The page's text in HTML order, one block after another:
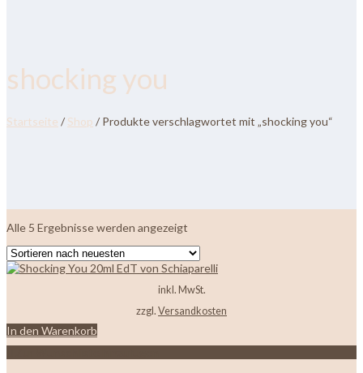
shocking you
Startseite / Shop / Produkte verschlagwortet mit „shocking you“
Alle 5 Ergebnisse werden angezeigt
sortiert
inkl. MwSt.
zzgl. Versandkosten
In den Warenkorb